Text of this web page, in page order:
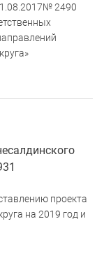
2490
проекта
на 2019 год и